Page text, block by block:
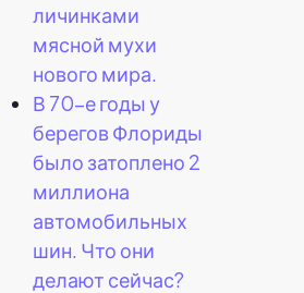
личинками
мясной мухи
нового мира.
В 70-е годы у
берегов Флориды
было затоплено 2
миллиона
автомобильных
шин. Что они
делают сейчас?